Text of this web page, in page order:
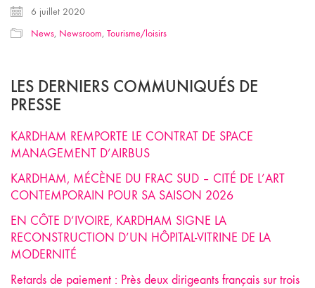
6 juillet 2020
News, Newsroom, Tourisme/loisirs
LES DERNIERS COMMUNIQUÉS DE
PRESSE
KARDHAM REMPORTE LE CONTRAT DE SPACE
MANAGEMENT D’AIRBUS
KARDHAM, MÉCÈNE DU FRAC SUD – CITÉ DE L’ART
CONTEMPORAIN POUR SA SAISON 2026
EN CÔTE D’IVOIRE, KARDHAM SIGNE LA
RECONSTRUCTION D’UN HÔPITAL-VITRINE DE LA
MODERNITÉ
Retards de paiement : Près deux dirigeants français sur trois